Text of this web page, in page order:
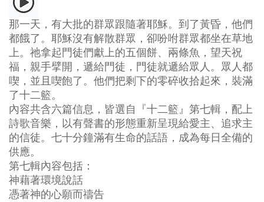
那一天，有大批的群眾跟隨著耶穌。到了黃昏，他們
都餓了。耶穌沒有解散群眾，卻吩咐群眾都坐在草地
上。祂拿起門徒們獻上的五個餅、兩條魚，望天祝
福，親手擘開，遞給門徒，門徒就遞給眾人。眾人都
喫，並且喫飽了。他們把剩下的零碎收拾起來，裝滿
了十二籃。
內容共含六篇信息，皆選自『十二籃』第七輯，配上
詩歌音樂，以有聲書的形態重新呈現給愛主、追求主
的信徒。七十分鐘滿有生命的話語，成為每日全備的
供應。
第七輯內容包括：
神藉著環境說話
憑著神的心願而禱告